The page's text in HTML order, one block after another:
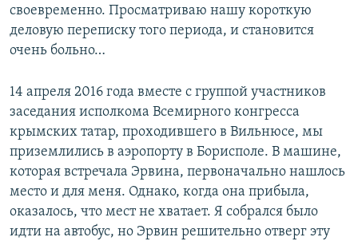
своевременно. Просматриваю нашу короткую
деловую переписку того периода, и становится
очень больно…
14 апреля 2016 года вместе с группой участников
заседания исполкома Всемирного конгресса
крымских татар, проходившего в Вильнюсе, мы
приземлились в аэропорту в Борисполе. В машине,
которая встречала Эрвина, первоначально нашлось
место и для меня. Однако, когда она прибыла,
оказалось, что мест не хватает. Я собрался было
идти на автобус, но Эрвин решительно отверг эту